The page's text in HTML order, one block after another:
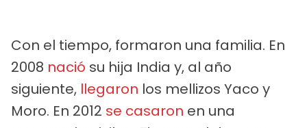
Con el tiempo, formaron una familia. En
2008 nació su hija India y, al año
siguiente, llegaron los mellizos Yaco y
Moro. En 2012 se casaron en una